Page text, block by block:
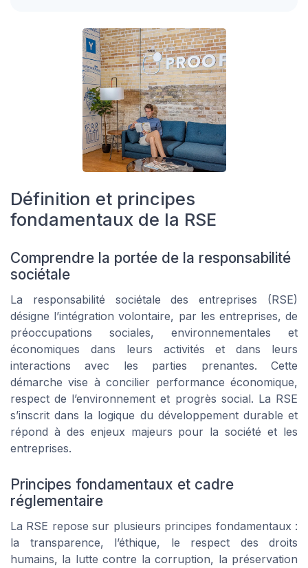
Définition et principes
fondamentaux de la RSE
Comprendre la portée de la responsabilité
sociétale
La responsabilité sociétale des entreprises (RSE)
désigne l’intégration volontaire, par les entreprises, de
préoccupations sociales, environnementales et
économiques dans leurs activités et dans leurs
interactions avec les parties prenantes. Cette
démarche vise à concilier performance économique,
respect de l’environnement et progrès social. La RSE
s’inscrit dans la logique du développement durable et
répond à des enjeux majeurs pour la société et les
entreprises.
Principes fondamentaux et cadre
réglementaire
La RSE repose sur plusieurs principes fondamentaux :
la transparence, l’éthique, le respect des droits
humains, la lutte contre la corruption, la préservation